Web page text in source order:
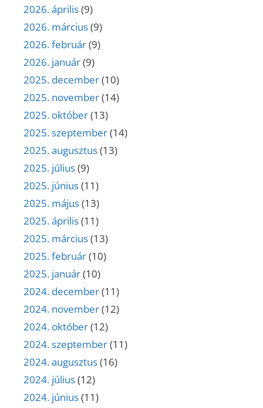
2026. április(9)
2026. március(9)
2026. február(9)
2026. január(9)
2025. december(10)
2025. november(14)
2025. október(13)
2025. szeptember(14)
2025. augusztus(13)
2025. július(9)
2025. június(11)
2025. május(13)
2025. április(11)
2025. március(13)
2025. február(10)
2025. január(10)
2024. december(11)
2024. november(12)
2024. október(12)
2024. szeptember(11)
2024. augusztus(16)
2024. július(12)
2024. június(11)